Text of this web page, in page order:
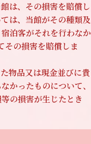
は、その損害を賠償し
は、当館がその種類及
泊客がそれを行わなか
その損害を賠償しま
物品又は現金並びに貴
かったものについて、
の損害が生じたとき